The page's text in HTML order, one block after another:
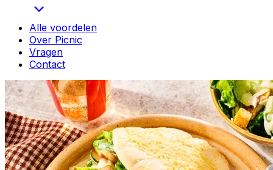
Alle voordelen
Over Picnic
Vragen
Contact